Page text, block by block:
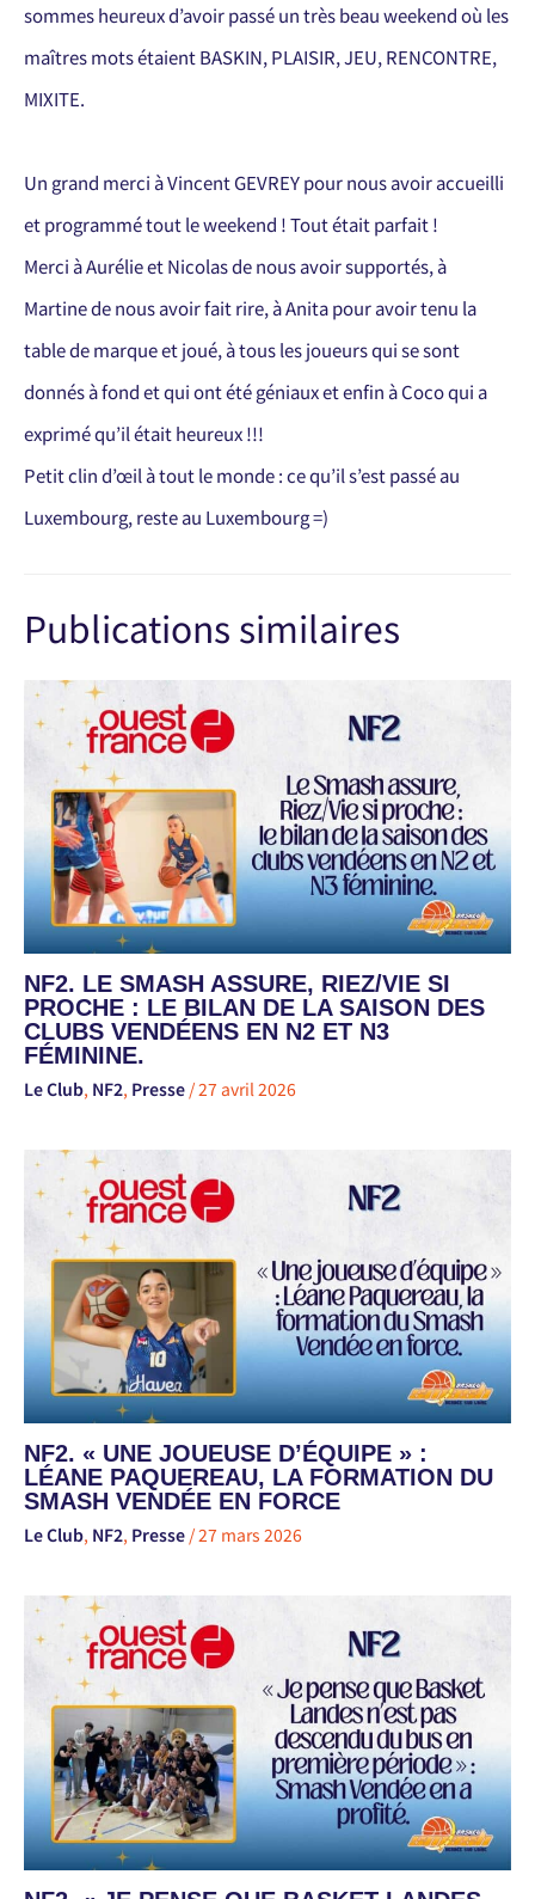
sommes heureux d’avoir passé un très beau weekend où les
maîtres mots étaient BASKIN, PLAISIR, JEU, RENCONTRE,
MIXITE.
Un grand merci à Vincent GEVREY pour nous avoir accueilli
et programmé tout le weekend ! Tout était parfait !
Merci à Aurélie et Nicolas de nous avoir supportés, à
Martine de nous avoir fait rire, à Anita pour avoir tenu la
table de marque et joué, à tous les joueurs qui se sont
donnés à fond et qui ont été géniaux et enfin à Coco qui a
exprimé qu’il était heureux !!!
Petit clin d’œil à tout le monde : ce qu’il s’est passé au
Luxembourg, reste au Luxembourg =)
Publications similaires
NF2. LE SMASH ASSURE, RIEZ/VIE SI
PROCHE : LE BILAN DE LA SAISON DES
CLUBS VENDÉENS EN N2 ET N3
FÉMININE.
Le Club, NF2, Presse /27 avril 2026
NF2. « UNE JOUEUSE D’ÉQUIPE » :
LÉANE PAQUEREAU, LA FORMATION DU
SMASH VENDÉE EN FORCE
Le Club, NF2, Presse /27 mars 2026